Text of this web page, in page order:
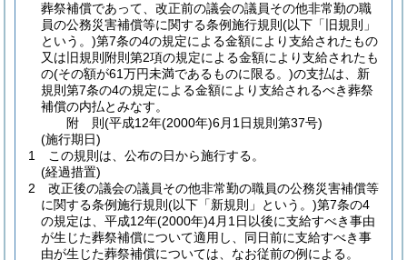
葬祭補償であって、改正前の議会の議員その他非常勤の職
員の公務災害補償等に関する条例施行規則 (以下「旧規則」
という。)第7条の4の規定による金額により支給されたもの
又は旧規則附則第2項の規定による金額により支給されたも
の(その額が61万円未満であるものに限る。)の支払は、新
規則第7条の4の規定による金額により支給されるべき葬祭
補償の内払とみなす。
附 則(平成12年(2000年)6月1日規則第37号)
(施行期日)
1
この規則は、公布の日から施行する。
(経過措置)
2
改正後の議会の議員その他非常勤の職員の公務災害補償等
に関する条例施行規則 (以下「新規則」という。)第7条の4
の規定は、平成12年(2000年)4月1日以後に支給すべき事由
が生じた葬祭補償について適用し、同日前に支給すべき事
由が生じた葬祭補償については、なお従前の例による。